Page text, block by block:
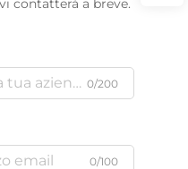
contatterà a breve.
0/200
0/100